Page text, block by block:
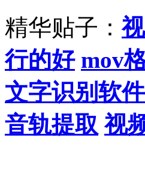
精华贴子：
行的好 mov
文字识别软件
音轨提取 视